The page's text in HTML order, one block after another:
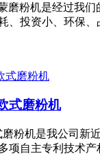
磨粉机是经过我们
、投资小、环保、
式磨粉机
粉机是我公司新
项自主专利技术